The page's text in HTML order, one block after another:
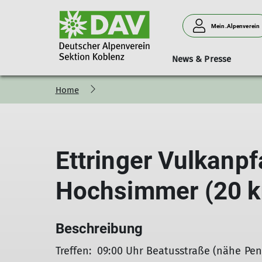
Mein.Alpenverein
News & Presse
Neues aus der Sektion
Geschäftsstelle Personen
Vorträge Kurse & Touren
Bergsteigen Donnerstagssport Familien
Hütten Verleih
Home
Ettringer
Hochsimmer (20
Beschreibung
Treffen: 09:00 Uhr Beatusstraße (nähe